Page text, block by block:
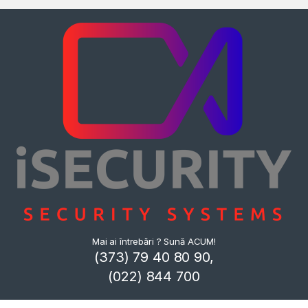
Mai ai întrebări ? Sună ACUM!
(373) 79 40 80 90,
(022) 844 700